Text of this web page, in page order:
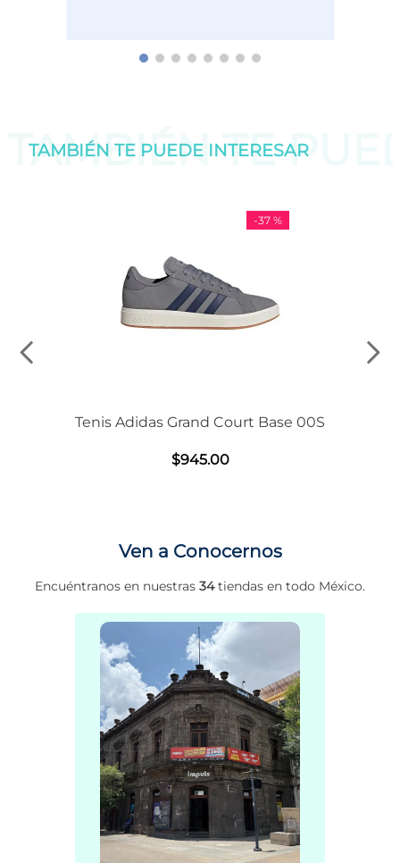
TAMBIÉN TE
TAMBIÉN TE PUEDE INTERESAR
-37 %
Tenis Adidas Grand Court Base 00S
$945.00
Ven a Conocernos
Encuéntranos en nuestras 34tiendas en todo México.